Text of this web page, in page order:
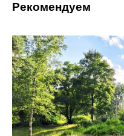
Рекомендуем